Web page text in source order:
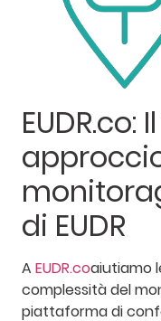
EUDR.co:
di EUDR
A EUDR.coaiutiamo
complessità del
piattaforma di